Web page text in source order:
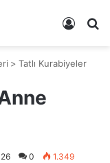
Kayıt
> Tatlı Kurabiyeler
0 1.349